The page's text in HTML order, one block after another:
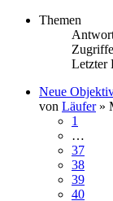
Themen
Zugriffe
Letzter
Neue
von Läufer»
1
…
37
38
39
40